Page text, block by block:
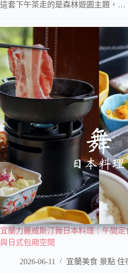
這套下午茶走的是森林遊園主題，…
宜蘭力麗威斯汀舞日本料理｜午間
與日式包廂空間
2026-06-11 宜蘭美食 景點 住